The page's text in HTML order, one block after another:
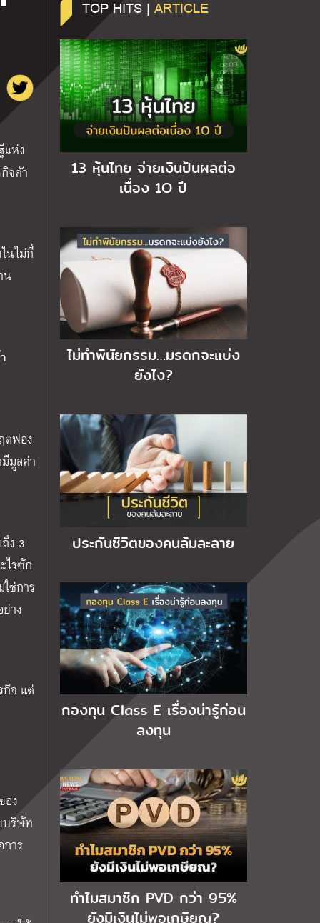
แห่ง
จค้า
นไม่กี่
น
ตฟอง
มูลค่า
ง 3
ไรซัก
ช่การ
าง
กิจ แต่
อง
บริษัท
าร
TOP HITS | ARTICLE
13 หุ้นไทย จ่ายเงินปันผลต่อ
เนื่อง 1O ปี
ไม่ทำพินัยกรรม…มรดกจะแบ่ง
ยังไง?
ประกันชีวิตของคนล้มละลาย
กองทุน Class E เรื่องน่ารู้ก่อน
ลงทุน
ทำไมสมาชิก PVD กว่า 95%
ยังมีเงินไม่พอเกษียณ?